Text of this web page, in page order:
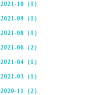
2021-10（1）
2021-09（1）
2021-08（1）
2021-06（2）
2021-04（1）
2021-03（1）
2020-11（2）